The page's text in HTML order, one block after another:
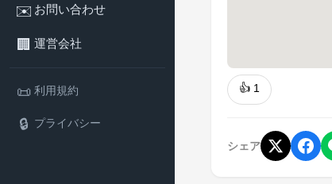
✉️ お問い合わせ
🏢 運営会社
📜 利用規約
🔒 プライバシー
👍 1
シェア